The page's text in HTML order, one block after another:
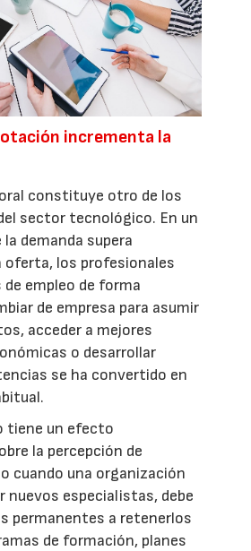
incrementa la
constituye otro de los
sector tecnológico. En un
demanda supera
oferta, los profesionales
empleo de forma
de empresa para asumir
acceder a mejores
o desarrollar
se ha convertido en
tiene un efecto
la percepción de
cuando una organización
nuevos especialistas, debe
permanentes a retenerlos
de formación, planes